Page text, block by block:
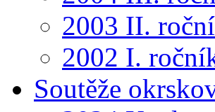
2003 II.
2002 I.
Soutěže